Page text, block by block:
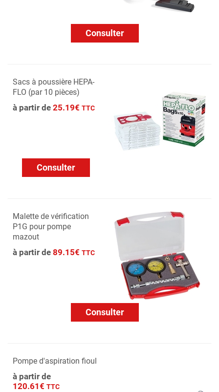
Consulter
Sacs à poussière HEPA-
FLO (par 10 pièces)
à partir de 25.19€ TTC
Consulter
Malette de vérification
P1G pour pompe
mazout
à partir de 89.15€ TTC
Consulter
Pompe d'aspiration fioul
à partir de
120.61€ TTC